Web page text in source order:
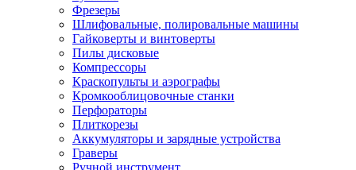
Фрезеры
Шлифовальные, полировальные машины
Гайковерты и винтоверты
Пилы дисковые
Компрессоры
Краскопульты и аэрографы
Кромкооблицовочные станки
Перфораторы
Плиткорезы
Аккумуляторы и зарядные устройства
Граверы
Ручной инструмент